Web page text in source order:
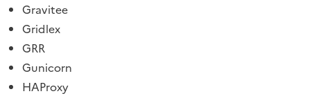
Gravitee
Gridlex
GRR
Gunicorn
HAProxy